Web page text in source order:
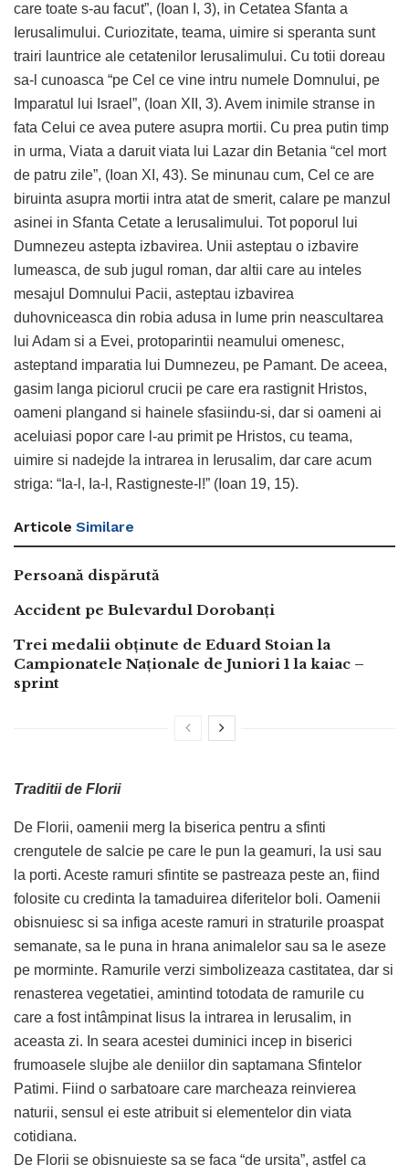
care toate s-au facut”, (Ioan I, 3), in Cetatea Sfanta a
Ierusalimului. Curiozitate, teama, uimire si speranta sunt
trairi launtrice ale cetatenilor Ierusalimului. Cu totii doreau
sa-l cunoasca “pe Cel ce vine intru numele Domnului, pe
Imparatul lui Israel”, (Ioan XII, 3). Avem inimile stranse in
fata Celui ce avea putere asupra mortii. Cu prea putin timp
in urma, Viata a daruit viata lui Lazar din Betania “cel mort
de patru zile”, (Ioan XI, 43). Se minunau cum, Cel ce are
biruinta asupra mortii intra atat de smerit, calare pe manzul
asinei in Sfanta Cetate a Ierusalimului. Tot poporul lui
Dumnezeu astepta izbavirea. Unii asteptau o izbavire
lumeasca, de sub jugul roman, dar altii care au inteles
mesajul Domnului Pacii, asteptau izbavirea
duhovniceasca din robia adusa in lume prin neascultarea
lui Adam si a Evei, protoparintii neamului omenesc,
asteptand imparatia lui Dumnezeu, pe Pamant. De aceea,
gasim langa piciorul crucii pe care era rastignit Hristos,
oameni plangand si hainele sfasiindu-si, dar si oameni ai
aceluiasi popor care l-au primit pe Hristos, cu teama,
uimire si nadejde la intrarea in Ierusalim, dar care acum
striga: “Ia-l, Ia-l, Rastigneste-l!” (Ioan 19, 15).
Articole Similare
Persoană dispărută
Accident pe Bulevardul Dorobanți
Trei medalii obținute de Eduard Stoian la
Campionatele Naționale de Juniori 1 la kaiac –
sprint
Traditii de Florii
De Florii, oamenii merg la biserica pentru a sfinti
crengutele de salcie pe care le pun la geamuri, la usi sau
la porti. Aceste ramuri sfintite se pastreaza peste an, fiind
folosite cu credinta la tamaduirea diferitelor boli. Oamenii
obisnuiesc si sa infiga aceste ramuri in straturile proaspat
semanate, sa le puna in hrana animalelor sau sa le aseze
pe morminte. Ramurile verzi simbolizeaza castitatea, dar si
renasterea vegetatiei, amintind totodata de ramurile cu
care a fost intâmpinat Iisus la intrarea in Ierusalim, in
aceasta zi. In seara acestei duminici incep in biserici
frumoasele slujbe ale deniilor din saptamana Sfintelor
Patimi. Fiind o sarbatoare care marcheaza reinvierea
naturii, sensul ei este atribuit si elementelor din viata
cotidiana.
De Florii se obisnuieste sa se faca “de ursita”, astfel ca